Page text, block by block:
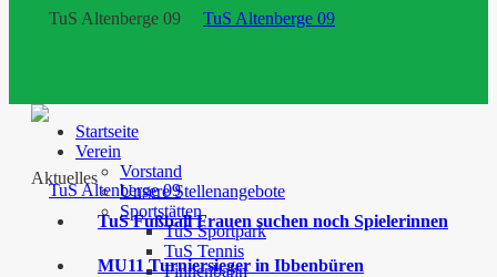
Startseite
Verein
Vorstand
Unsere Stellenangebote
Sportstätten
TuS Sportpark
TuS Tennis
Finnenbahn
Aktuelles
TuS Fußball Frauen suchen noch Spielerinnen
MU11 Turniersieger in Ibbenbüren